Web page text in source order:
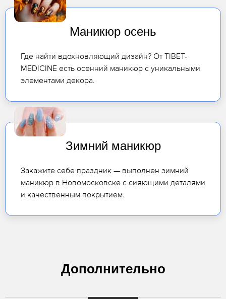
Маникюр осень
Где найти вдохновляющий дизайн? От TIBET-
MEDICINE есть осенний маникюр с уникальными
элементами декора.
Зимний маникюр
Закажите себе праздник — выполнен зимний
маникюр в Новомосковске с сияющими деталями
и качественным покрытием.
Дополнительно